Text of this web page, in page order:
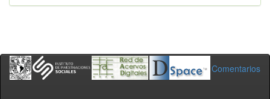
Comentarios